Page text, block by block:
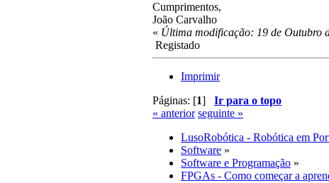
Cumprimentos,
João Carvalho
« Última modificação: 19 de Outubro
Registado
Imprimir
Páginas: [1] Ir para o topo
« anterior seguinte »
LusoRobótica - Robótica em
Software »
Software e Programação »
FPGAs - Como começar a